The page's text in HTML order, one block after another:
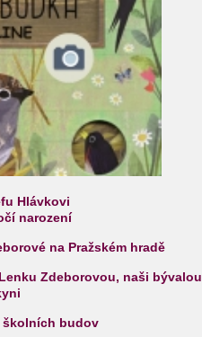
Hlávkovi
narození
na Pražském hradě
Zdeborovou, naši bývalou
školních budov